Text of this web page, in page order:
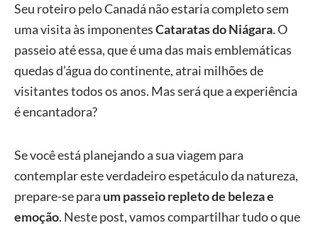
Seu roteiro pelo Canadá não estaria completo sem
uma visita às imponentesCataratas do Niágara. O
passeio até essa, que é uma das mais emblemáticas
quedas d’água do continente, atrai milhões de
visitantes todos os anos. Mas será que a experiência
é encantadora?
Se você está planejando a sua viagem para
contemplar este verdadeiro espetáculo da natureza,
prepare-se para um passeio repleto de beleza e
emoção. Neste post, vamos compartilhar tudo o que